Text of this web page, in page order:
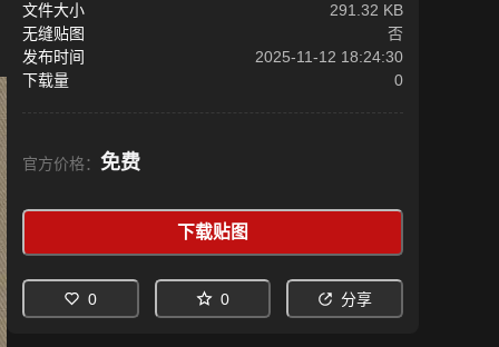
文件大小
291.32 KB
无缝贴图
否
发布时间
2025-11-12 18:24:30
下载量
0
官方价格： 免费
下载贴图
0 0 分享